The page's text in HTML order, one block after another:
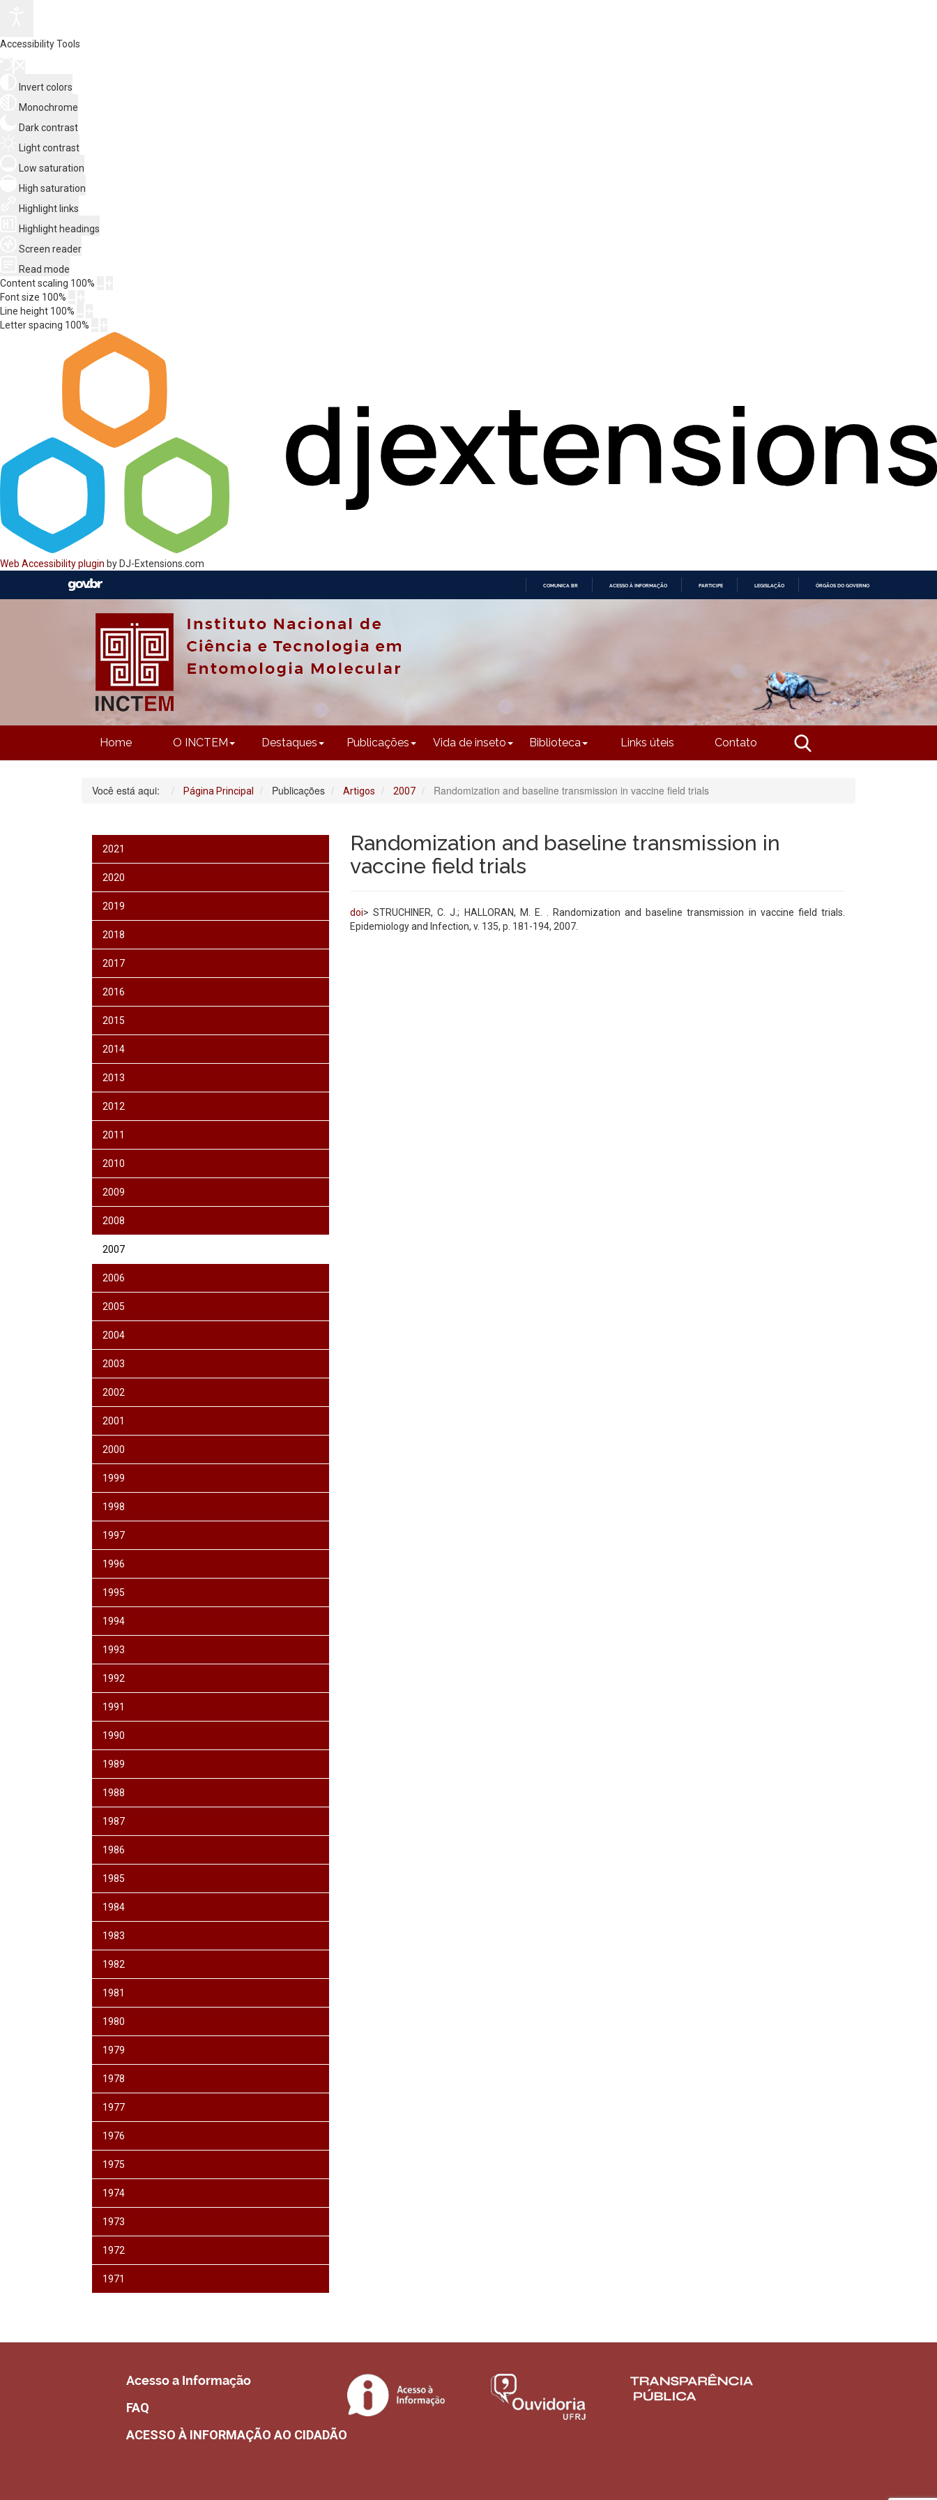
Accessibility Tools
Invert colors
Monochrome
Dark contrast
Light contrast
Low saturation
High saturation
Highlight links
Highlight headings
Screen reader
Read mode
Content scaling 100%
Font size 100%
Line height 100%
Letter spacing 100%
Web Accessibility plugin by DJ-Extensions.com
COMUNICA BR ACESSO À INFORMAÇÃO PARTICIPE LEGISLAÇÃO ÓRGÃOS DO GOVERNO
Home O INCTEM Destaques Publicações Vida de inseto Biblioteca Links úteis Contato
Você está aqui: Página Principal Publicações Artigos 2007 Randomization and baseline transmission in vaccine field trials
2021
2020
2019
2018
2017
2016
2015
2014
2013
2012
2011
2010
2009
2008
2007
2006
2005
2004
2003
2002
2001
2000
1999
1998
1997
1996
1995
1994
1993
1992
1991
1990
1989
1988
1987
1986
1985
1984
1983
1982
1981
1980
1979
1978
1977
1976
1975
1974
1973
1972
1971
Randomization and baseline transmission in
vaccine field trials
doi> STRUCHINER, C. J.; HALLORAN, M. E. . Randomization and baseline transmission in vaccine field trials.
Epidemiology and Infection, v. 135, p. 181-194, 2007.
Acesso a Informação
FAQ
ACESSO À INFORMAÇÃO AO CIDADÃO